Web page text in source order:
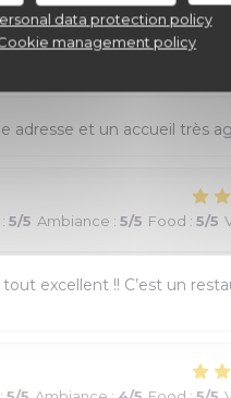
data protection policy
management policy
adresse et un accueil très
: 5/5 Ambiance : 5/5 Food : 5/5
excellent !! C’est un